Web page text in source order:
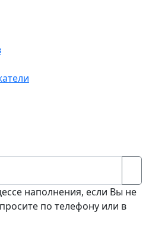
наполнения, если Вы не
по телефону или в